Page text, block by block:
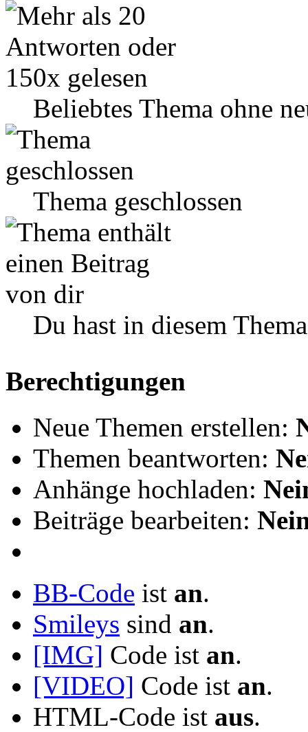
Beliebtes Thema ohne
Thema geschlossen
Du hast in diesem
Berechtigungen
Neue Themen erstellen:
Themen beantworten:
Anhänge hochladen:
Beiträge bearbeiten:
BB-Code ist an.
Smileys sind an.
[IMG] Code ist an.
[VIDEO] Code ist an.
HTML-Code ist aus.